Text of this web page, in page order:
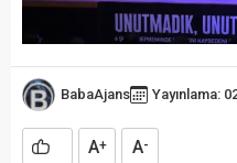
BabaAjans Yayınlama:
A+ A-